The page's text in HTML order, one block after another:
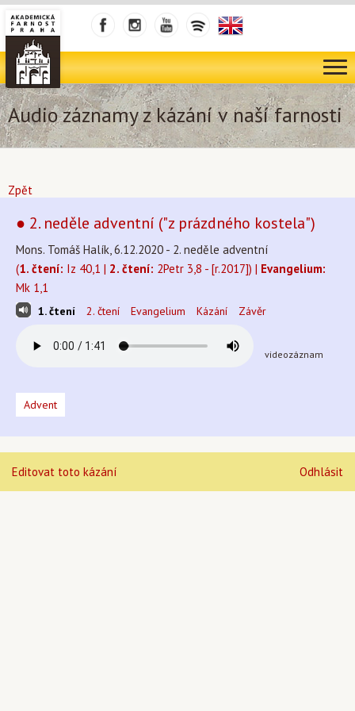
Audio záznamy z kázání v naší farnosti
Zpět
● 2. neděle adventní ("z prázdného kostela")
Mons. Tomáš Halík, 6.12.2020 - 2. neděle adventní
(1. čtení: Iz 40,1 | 2. čtení: 2Petr 3,8 - [r.2017]) | Evangelium:
Mk 1,1
1. čtení 2. čtení Evangelium Kázání Závěr
videozáznam
Advent
Editovat toto kázání Odhlásit